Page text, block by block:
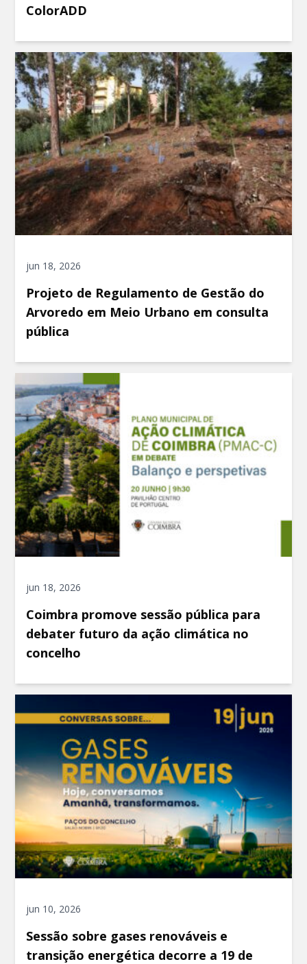
ColorADD
jun 18, 2026
Projeto de Regulamento de Gestão do
Arvoredo em Meio Urbano em consulta
pública
jun 18, 2026
Coimbra promove sessão pública para
debater futuro da ação climática no
concelho
jun 10, 2026
Sessão sobre gases renováveis e
transição energética decorre a 19 de